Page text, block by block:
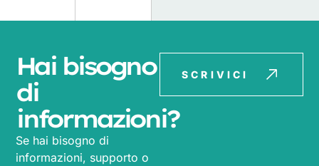
Hai bisogno
di
informazioni?
Se hai bisogno di
informazioni, supporto o
SCRIVICI